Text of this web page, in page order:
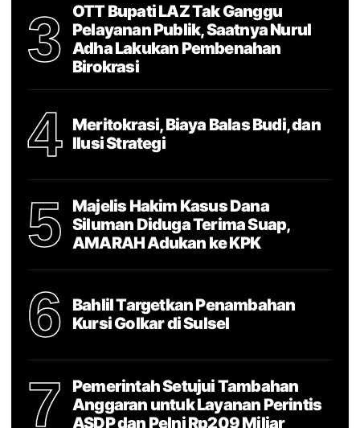
3
OTT Bupati LAZ Tak Ganggu
Pelayanan Publik, Saatnya Nurul
Adha Lakukan Pembenahan
Birokrasi
4
Meritokrasi, Biaya Balas Budi, dan
Ilusi Strategi
5
Majelis Hakim Kasus Dana
Siluman Diduga Terima Suap,
AMARAH Adukan ke KPK
6
Bahlil Targetkan Penambahan
Kursi Golkar di Sulsel
7
Pemerintah Setujui Tambahan
Anggaran untuk Layanan Perintis
ASDP dan Pelni Rp209 Miliar